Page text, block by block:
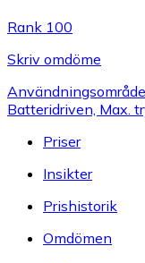
Rank 100
Skriv omdöme
Batteridriven, Max.
Priser
Insikter
Prishistorik
Omdömen